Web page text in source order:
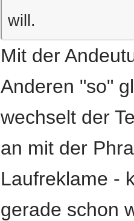
will.
Mit der
Anderen "so"
wechselt der
an mit der
Laufreklame -
gerade schon